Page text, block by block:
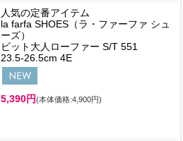
人気の定番アイテム
la farfa SHOES（ラ・ファーファ シュ
ーズ）
ビット大人ローファー S/T 551
23.5-26.5cm 4E
5,390円(本体価格:4,900円)